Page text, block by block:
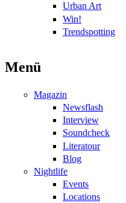
Urban Art
Win!
Trendspotting
Menü
Magazin
Newsflash
Interview
Soundcheck
Literatour
Blog
Nightlife
Events
Locations